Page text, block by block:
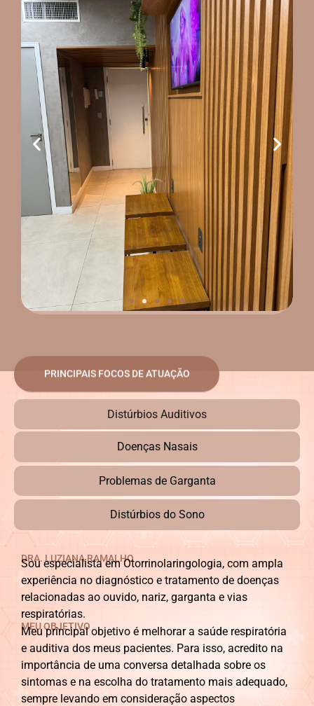
PRINCIPAIS FOCOS DE ATUAÇÃO
DRA. LUZIANA RAMALHO
Sou especialista em Otorrinolaringologia, com ampla
experiência no diagnóstico e tratamento de doenças
relacionadas ao ouvido, nariz, garganta e vias
respiratórias.
MEU OBJETIVO
Meu principal objetivo é melhorar a saúde respiratória
e auditiva dos meus pacientes. Para isso, acredito na
importância de uma conversa detalhada sobre os
sintomas e na escolha do tratamento mais adequado,
sempre levando em consideração aspectos
Distúrbios Auditivos
Doenças Nasais
Problemas de Garganta
Distúrbios do Sono